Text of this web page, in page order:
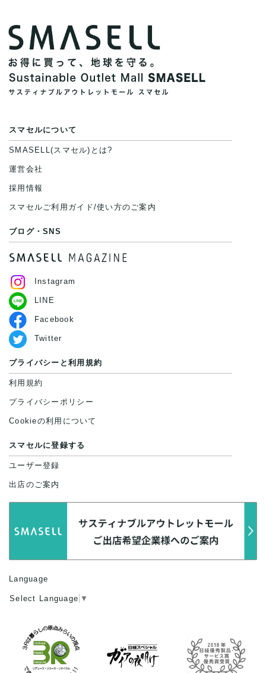
スマセルについて
SMASELL(スマセル)とは?
運営会社
採用情報
スマセルご利用ガイド/使い方のご案内
ブログ・SNS
Instagram
LINE
Facebook
Twitter
プライバシーと利用規約
利用規約
プライバシーポリシー
Cookieの利用について
スマセルに登録する
ユーザー登録
出店のご案内
Language
Select Language ▼